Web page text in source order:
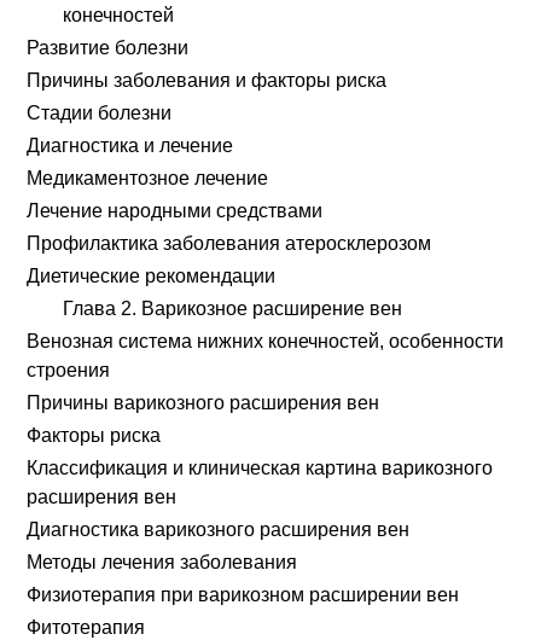
конечностей
Развитие болезни
Причины заболевания и факторы риска
Стадии болезни
Диагностика и лечение
Медикаментозное лечение
Лечение народными средствами
Профилактика заболевания атеросклерозом
Диетические рекомендации
Глава 2. Варикозное расширение вен
Венозная система нижних конечностей, особенности
строения
Причины варикозного расширения вен
Факторы риска
Классификация и клиническая картина варикозного
расширения вен
Диагностика варикозного расширения вен
Методы лечения заболевания
Физиотерапия при варикозном расширении вен
Фитотерапия